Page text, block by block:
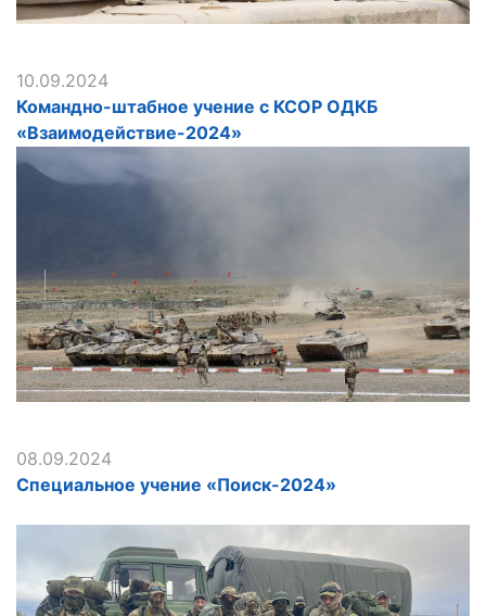
10.09.2024
Командно-штабное учение с КСОР ОДКБ
«Взаимодействие-2024»
08.09.2024
Специальное учение «Поиск-2024»